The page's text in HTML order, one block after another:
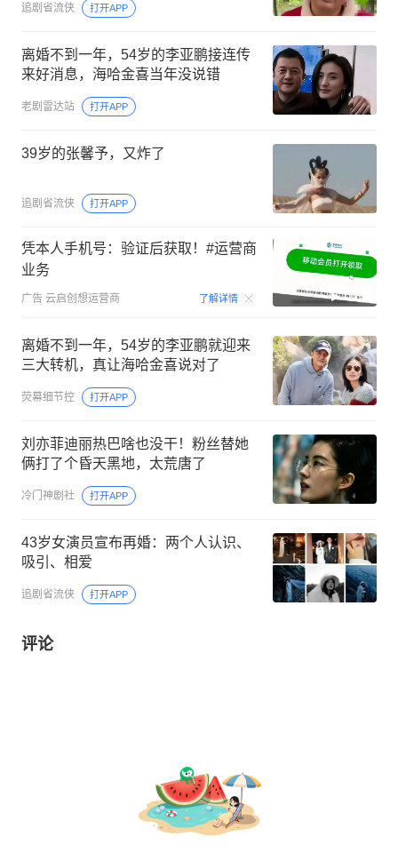
追剧省流侠 打开APP
离婚不到一年，54岁的李亚鹏接连传
来好消息，海哈金喜当年没说错
老剧雷达站 打开APP
39岁的张馨予，又炸了
追剧省流侠 打开APP
凭本人手机号：验证后获取！#运营商
业务
广告 云启创想运营商 了解详情 00:15
离婚不到一年，54岁的李亚鹏就迎来
三大转机，真让海哈金喜说对了
荧幕细节控 打开APP
刘亦菲迪丽热巴啥也没干！粉丝替她
俩打了个昏天黑地，太荒唐了
冷门神剧社 打开APP
43岁女演员宣布再婚：两个人认识、
吸引、相爱
追剧省流侠 打开APP
评论